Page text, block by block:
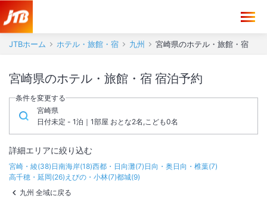
JTBホーム ホテル・旅館・宿 九州 宮崎県のホテル・旅館・宿
宮崎県のホテル・旅館・宿 宿泊予約
条件を変更する
宮崎県
日付未定 - 1泊｜1部屋 おとな2名,こども0名
詳細エリアに絞り込む
宮崎・綾(38) 日南海岸(18)西都・日向灘(7) 日向・奥日向・椎葉(7)
高千穂・延岡(26) えびの・小林(7)都城(9)
九州 全域に戻る